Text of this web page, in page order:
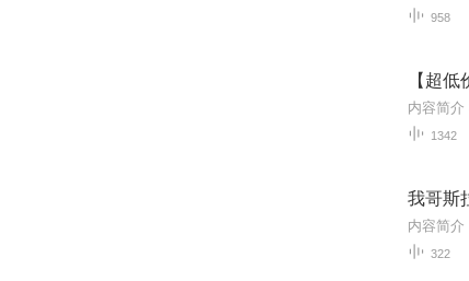
958
【超
1342
我哥斯
322